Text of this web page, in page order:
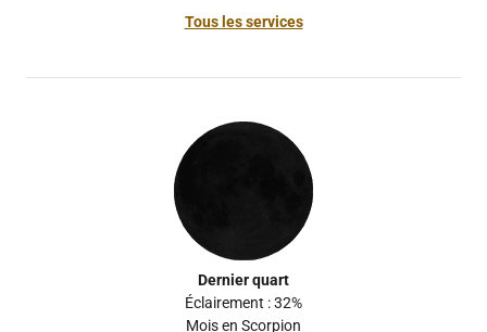
Tous les services
Dernier quart
Éclairement : 32%
Mois en Scorpion